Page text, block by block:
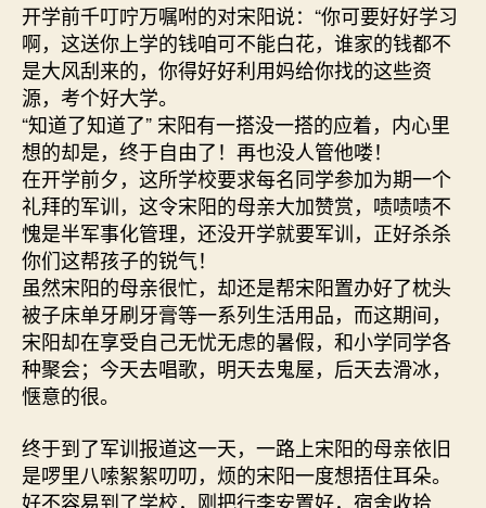
开学前千叮咛万嘱咐的对宋阳说：“你可要好好学习
啊，这送你上学的钱咱可不能白花，谁家的钱都不
是大风刮来的，你得好好利用妈给你找的这些资
源，考个好大学。
“知道了知道了” 宋阳有一搭没一搭的应着，内心里
想的却是，终于自由了！再也没人管他喽！
在开学前夕，这所学校要求每名同学参加为期一个
礼拜的军训，这令宋阳的母亲大加赞赏，啧啧啧不
愧是半军事化管理，还没开学就要军训，正好杀杀
你们这帮孩子的锐气！
虽然宋阳的母亲很忙，却还是帮宋阳置办好了枕头
被子床单牙刷牙膏等一系列生活用品，而这期间，
宋阳却在享受自己无忧无虑的暑假，和小学同学各
种聚会；今天去唱歌，明天去鬼屋，后天去滑冰，
惬意的很。
终于到了军训报道这一天，一路上宋阳的母亲依旧
是啰里八嗦絮絮叨叨，烦的宋阳一度想捂住耳朵。
好不容易到了学校，刚把行李安置好，宿舍收拾